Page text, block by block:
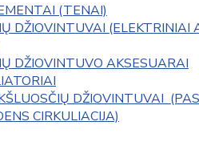
(TENAI)
DŽIOVINTUVAI (ELEKTRINIAI
DŽIOVINTUVO AKSESUARAI
DŽIOVINTUVAI
CIRKULIACIJA)